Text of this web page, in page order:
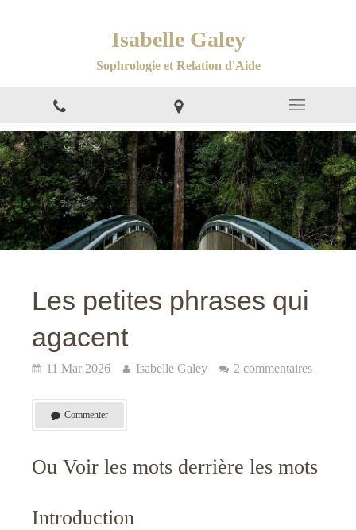
Isabelle Galey
Sophrologie et Relation d'Aide
Les petites phrases qui
agacent
11 Mar 2026 Isabelle Galey 2 commentaires
Commenter
Ou Voir les mots derrière les mots
Introduction